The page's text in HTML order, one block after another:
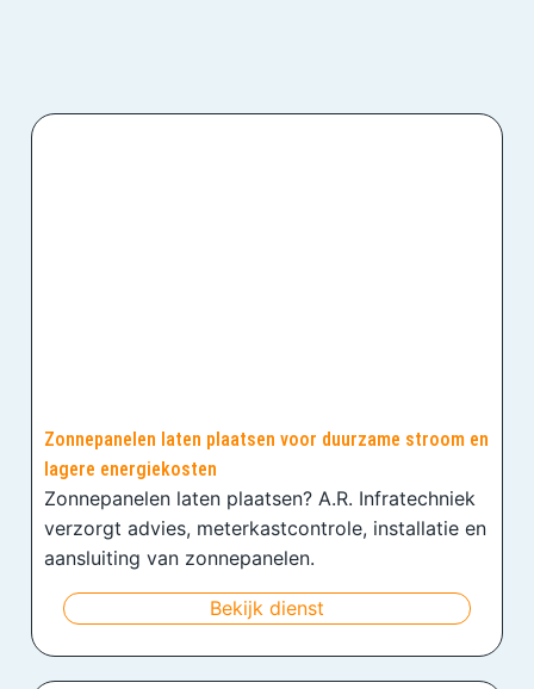
Zonnepanelen laten plaatsen voor duurzame stroom en
lagere energiekosten
Zonnepanelen laten plaatsen? A.R. Infratechniek
verzorgt advies, meterkastcontrole, installatie en
aansluiting van zonnepanelen.
Bekijk dienst